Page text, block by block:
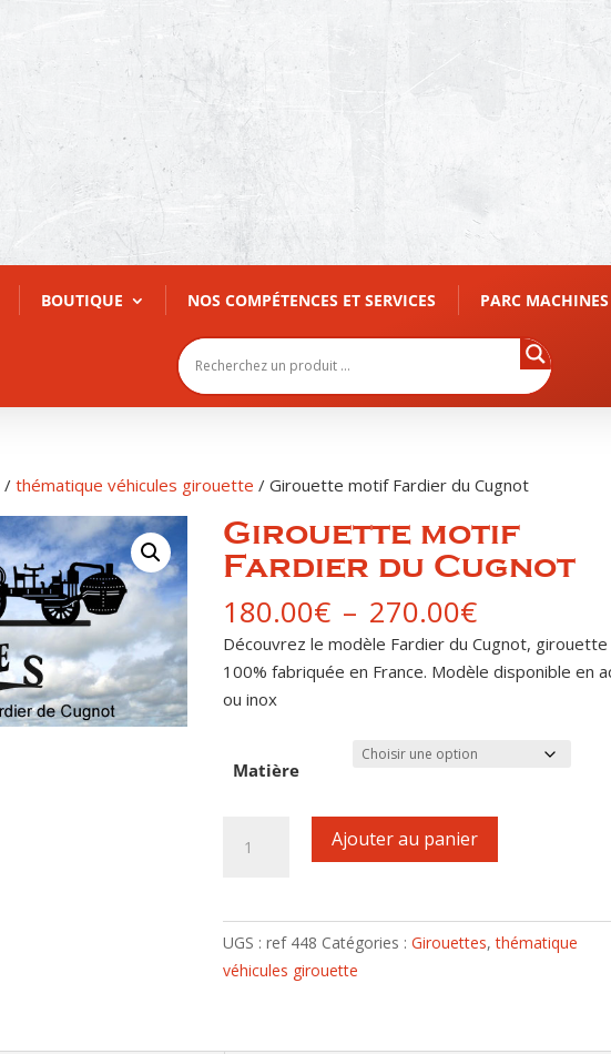
BOUTIQUE NOS COMPÉTENCES ET SERVICES PARC MACHINES
/thématique véhicules girouette / Girouette motif Fardier du Cugnot
Girouette motif
Fardier du Cugnot
180.00€ – 270.00€Plage
de
prix :
180.00€
270.00€
Découvrez le modèle Fardier du Cugnot, girouette
100% fabriquée en France. Modèle disponible en
ou inox
Matière
Fardier
du
Ajouter au panier
UGS :ref 448 Catégories :Girouettes,thématique
véhicules girouette